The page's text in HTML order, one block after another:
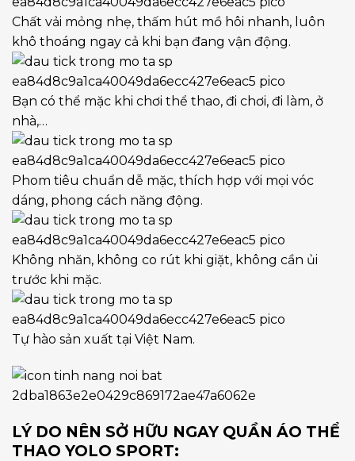
Chất vải mỏng nhẹ, thấm hút mồ hôi nhanh, luôn
khô thoáng ngay cả khi bạn đang vận động.
Bạn có thể mặc khi chơi thể thao, đi chơi, đi làm, ở
nhà,…
Phom tiêu chuẩn dễ mặc, thích hợp với mọi vóc
dáng, phong cách năng động.
Không nhăn, không co rút khi giặt, không cần ủi
trước khi mặc.
Tự hào sản xuất tại Việt Nam.
LÝ DO NÊN SỞ HỮU NGAY QUẦN ÁO THỂ
THAO YOLO SPORT: